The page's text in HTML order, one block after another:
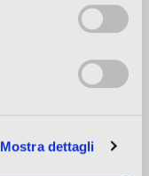
Mostra dettagli